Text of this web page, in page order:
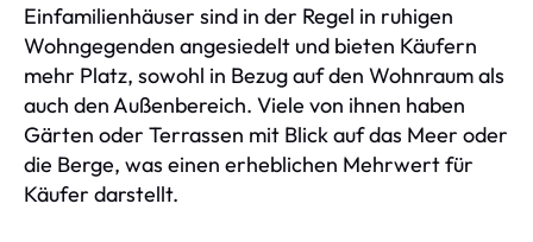
Einfamilienhäuser sind in der Regel in ruhigen
Wohngegenden angesiedelt und bieten Käufern
mehr Platz, sowohl in Bezug auf den Wohnraum als
auch den Außenbereich. Viele von ihnen haben
Gärten oder Terrassen mit Blick auf das Meer oder
die Berge, was einen erheblichen Mehrwert für
Käufer darstellt.